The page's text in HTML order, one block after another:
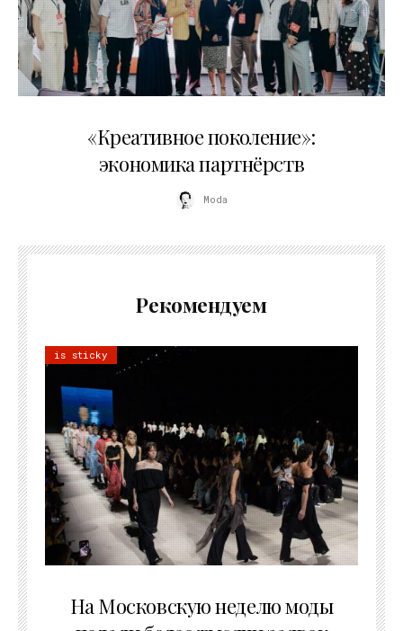
«Креативное поколение»:
экономика партнёрств
Moda
Рекомендуем
is sticky
На Московскую неделю моды